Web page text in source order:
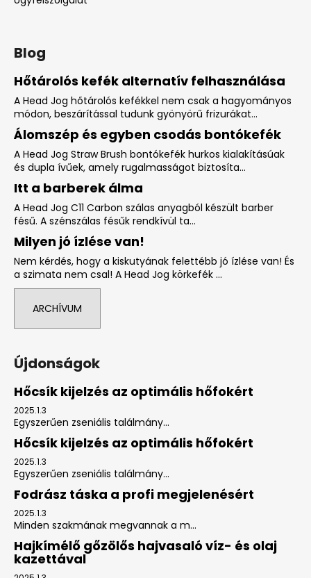
Blog
Hőtárolós kefék alternatív felhasználása
A Head Jog hőtárolós kefékkel nem csak a hagyományos
módon, beszárítással tudunk gyönyörű frizurákat...
Álomszép és egyben csodás bontókefék
A Head Jog Straw Brush bontókefék hurkos kialakításúak
és dupla ívűek, amely rugalmasságot biztosíta...
Itt a barberek álma
A Head Jog C11 Carbon szálas anyagból készült barber
fésű. A szénszálas fésűk rendkívül ta...
Milyen jó ízlése van!
Nem kérdés, hogy a kiskutyának felettébb jó ízlése van! És
a szimata nem csal! A Head Jog körkefék ...
ARCHÍVUM
Újdonságok
Hőcsík kijelzés az optimális hőfokért
2025.1.3
Egyszerűen zseniális találmány...
Hőcsík kijelzés az optimális hőfokért
2025.1.3
Egyszerűen zseniális találmány...
Fodrász táska a profi megjelenésért
2025.1.3
Minden szakmának megvannak a m...
Hajkímélő gőzölős hajvasaló víz- és olaj
kazettával